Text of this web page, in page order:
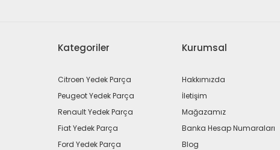
Kategoriler
Citroen Yedek Parça
Peugeot Yedek Parça
Renault Yedek Parça
Fiat Yedek Parça
Ford Yedek Parça
Kurumsal
Hakkımızda
İletişim
Mağazamız
Banka Hesap Numaraları
Blog